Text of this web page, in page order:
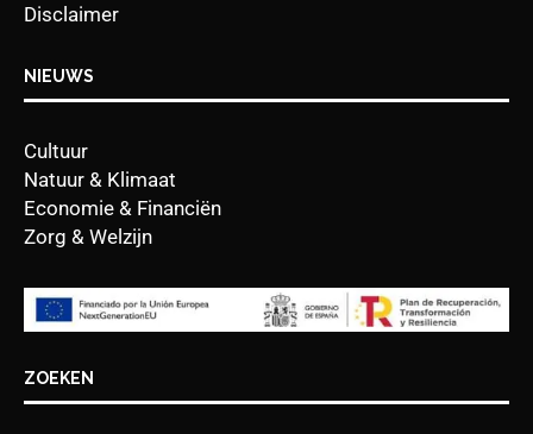
Disclaimer
NIEUWS
Cultuur
Natuur & Klimaat
Economie & Financiën
Zorg & Welzijn
ZOEKEN